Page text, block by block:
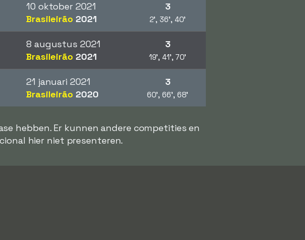
10 oktober 2021
Brasileirão2021
3
2', 36', 40'
8 augustus 2021
Brasileirão2021
3
19', 41', 70'
21 januari 2021
Brasileirão2020
3
60', 66', 68'
hebben. Er kunnen andere competities en
hier niet presenteren.